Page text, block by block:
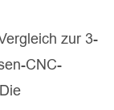
zur 3-
CNC-